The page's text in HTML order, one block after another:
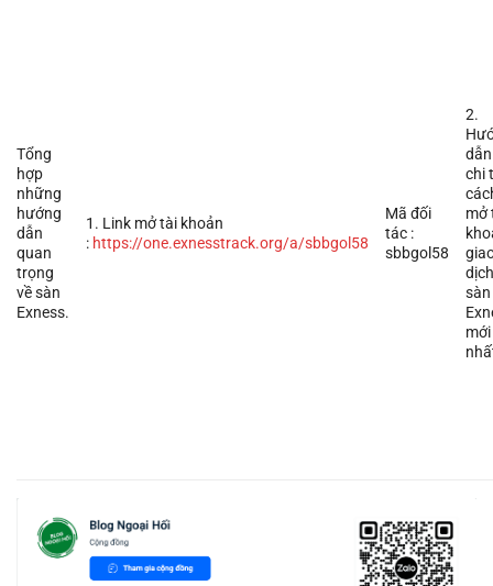
Tổng
hợp
những
hướng
dẫn
quan
trọng
về sàn
Exness.
1. Link mở tài khoản
: https://one.exnesstrack.org/a/sbbgol58
Mã đối
tác :
sbbgol58
2.
dẫn
chi
mở
sàn
mới